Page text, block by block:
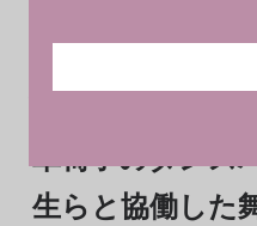
車椅子のダンス
生らと協働した